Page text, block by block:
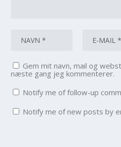
Gem mit navn, mail og
næste gang jeg kommenterer.
Notify me of follow-up
Notify me of new posts by